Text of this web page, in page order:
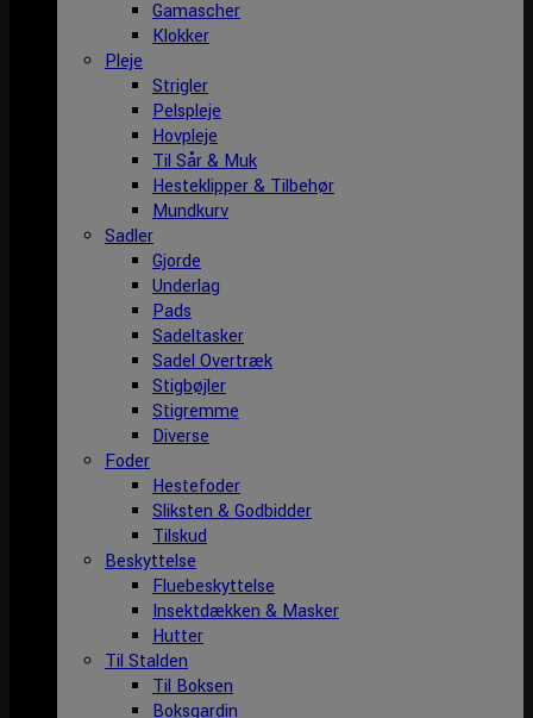
Gamascher
Klokker
Pleje
Strigler
Pelspleje
Hovpleje
Til Sår & Muk
Hesteklipper & Tilbehør
Mundkurv
Sadler
Gjorde
Underlag
Pads
Sadeltasker
Sadel Overtræk
Stigbøjler
Stigremme
Diverse
Foder
Hestefoder
Sliksten & Godbidder
Tilskud
Beskyttelse
Fluebeskyttelse
Insektdækken & Masker
Hutter
Til Stalden
Til Boksen
Boksgardin